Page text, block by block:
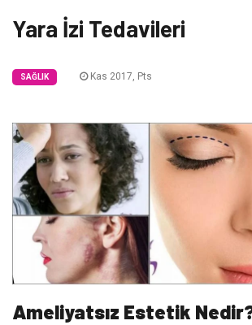
Yara İzi Tedavileri
SAĞLIK Kas 2017, Pts
Ameliyatsız Estetik